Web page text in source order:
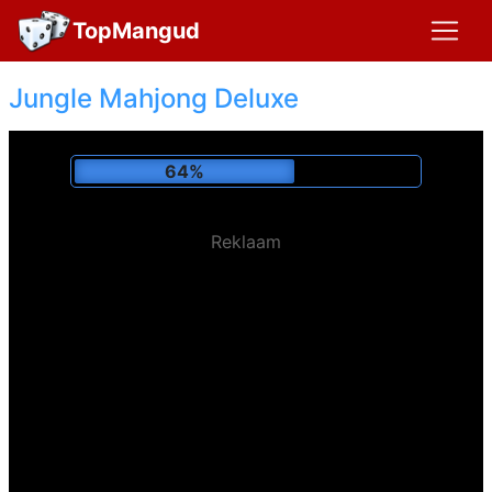
TopMangud
Jungle Mahjong Deluxe
69%
Reklaam